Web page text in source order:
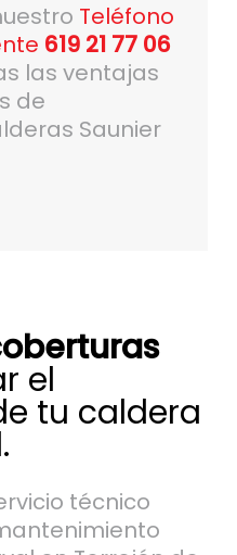
Teléfono
619 21 77 06
las ventajas
de
Saunier
el
tu caldera
técnico